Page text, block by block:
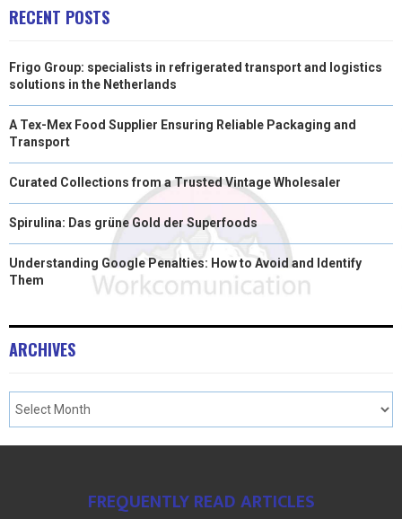
RECENT POSTS
Frigo Group: specialists in refrigerated transport and logistics
solutions in the Netherlands
A Tex-Mex Food Supplier Ensuring Reliable Packaging and
Transport
Curated Collections from a Trusted Vintage Wholesaler
Spirulina: Das grüne Gold der Superfoods
Understanding Google Penalties: How to Avoid and Identify
Them
ARCHIVES
FREQUENTLY READ ARTICLES